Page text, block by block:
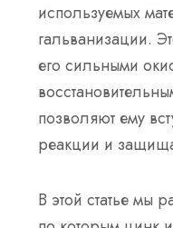
используемых
гальванизации.
его сильными
позволяют ему
реакции и
В этой статье мы